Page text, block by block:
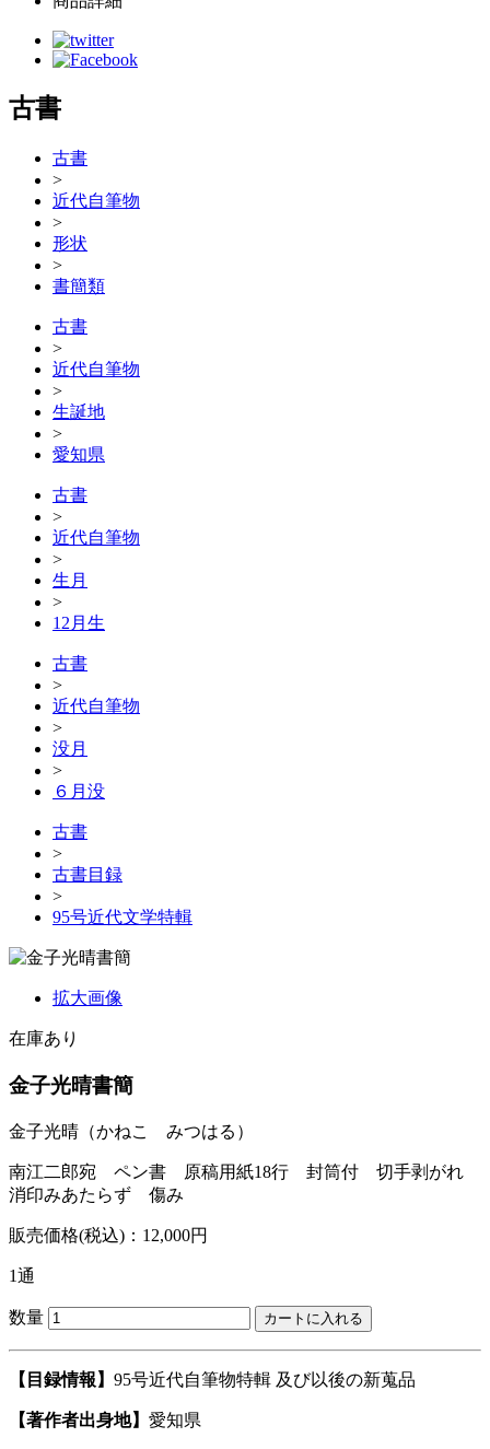
古書
古書
>
近代自筆物
>
形状
>
書簡類
古書
>
近代自筆物
>
生誕地
>
愛知県
古書
>
近代自筆物
>
生月
>
12月生
古書
>
近代自筆物
>
没月
>
６月没
古書
>
古書目録
>
95号近代文学特輯
拡大画像
在庫あり
金子光晴書簡
金子光晴 （かねこ みつはる）
南江二郎宛 ペン書 原稿用紙18行 封筒付 切手剥がれ
消印みあたらず 傷み
販売価格(税込)：12,000円
1通
数量
【目録情報】 95号近代自筆物特輯 及び以後の新蒐品
【著作者出身地】 愛知県